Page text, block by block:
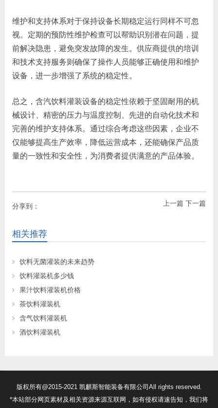
维护和支持体系对于保持设备长期稳定运行同样不可忽
视。定期的预防性维护检查可以帮助识别潜在问题，提
前解决隐患，避免突发故障的发生。供应商提供的培训
和技术支持服务则确保了操作人员能够正确使用和维护
设备，进一步增强了系统的稳定性。
总之，含汽饮料灌装设备的稳定性依赖于坚固耐用的机
械设计、精密的压力与温度控制、先进的自动化技术和
完善的维护支持体系。通过综合考虑这些因素，企业不
仅能够提高生产效率，降低运营成本，还能确保产品质
量的一致性和安全性，为消费者提供满意的产品体验。
上一篇 下一篇
分享到：
相关推荐
饮料无菌灌装的未来趋势
饮料灌装机多少钱
果汁饮料灌装机价格
茶饮料灌装机
含气饮料灌装机
酒饮料灌装机
版权所有@2015-2021 凯麒斯智能装备有限公司All rights reserved.
*本站部分网页素材及相关资源来源互联网，如有侵权请速告知，我们将